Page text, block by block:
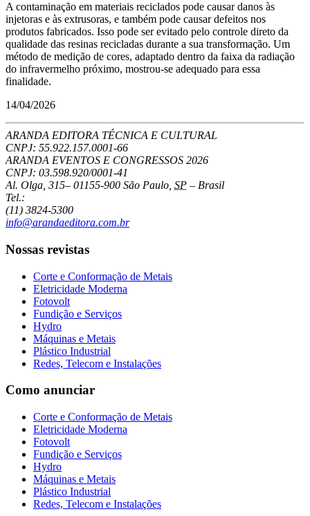
A contaminação em materiais reciclados pode causar danos às
injetoras e às extrusoras, e também pode causar defeitos nos
produtos fabricados. Isso pode ser evitado pelo controle direto da
qualidade das resinas recicladas durante a sua transformação. Um
método de medição de cores, adaptado dentro da faixa da radiação
do infravermelho próximo, mostrou-se adequado para essa
finalidade.
14/04/2026
ARANDA EDITORA TÉCNICA E CULTURAL
CNPJ: 55.922.157.0001-66
ARANDA EVENTOS E CONGRESSOS 2026
CNPJ: 03.598.920/0001-41
Al. Olga, 315– 01155-900 São Paulo SP – Brasil
Tel.:
(11) 3824-5300
info@arandaeditora.com.br
Nossas revistas
Corte e Conformação de Metais
Eletricidade Moderna
Fotovolt
Fundição e Serviços
Hydro
Máquinas e Metais
Plástico Industrial
Redes, Telecom e Instalações
Como anunciar
Corte e Conformação de Metais
Eletricidade Moderna
Fotovolt
Fundição e Serviços
Hydro
Máquinas e Metais
Plástico Industrial
Redes, Telecom e Instalações